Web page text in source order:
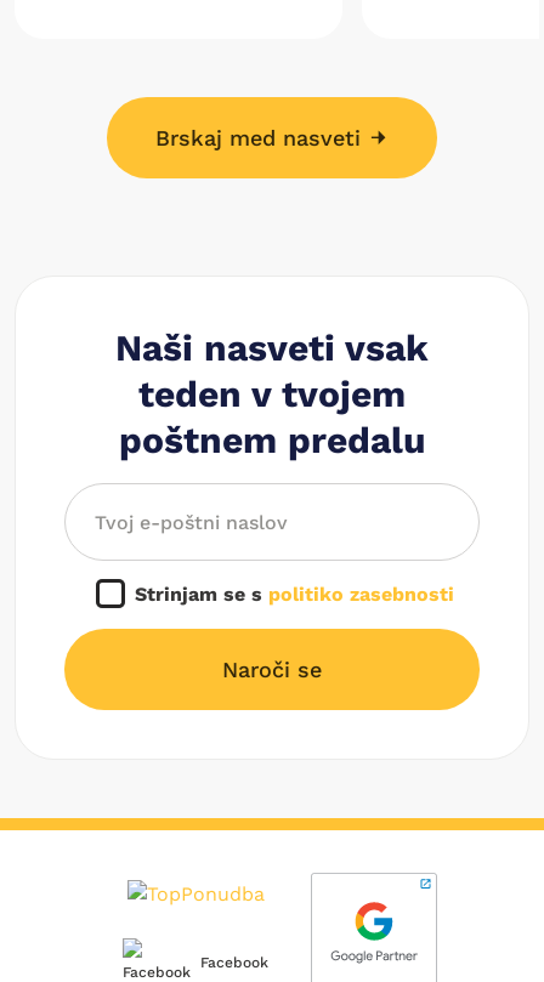
Brskaj med nasveti
Naši nasveti vsak
teden v tvojem
poštnem predalu
Strinjam se s politiko zasebnosti
Naroči se
Facebook